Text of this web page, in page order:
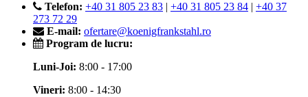
Telefon: +40 31 805 23 83 | +40 31 805 23 84 | +40 37
273 72 29
E-mail: ofertare@koenigfrankstahl.ro
Program de lucru:
Luni-Joi: 8:00 - 17:00
Vineri: 8:00 - 14:30